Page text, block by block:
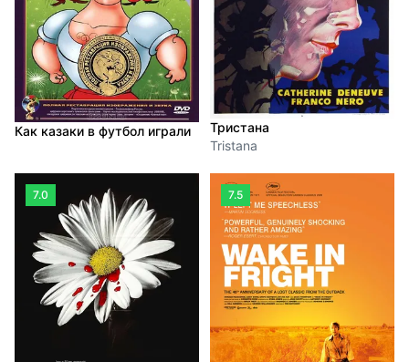
Как казаки в футбол играли
Тристана
Tristana
7.0 7.5